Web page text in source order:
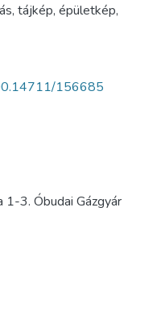
, tájkép, épületkép,
156685
1-3. Óbudai Gázgyár